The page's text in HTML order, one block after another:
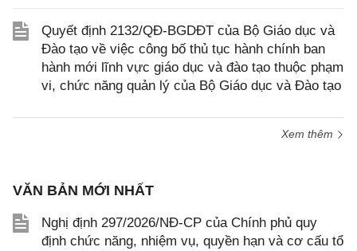
Quyết định 2132/QĐ-BGDĐT của Bộ Giáo dục và
Đào tạo về việc công bố thủ tục hành chính ban
hành mới lĩnh vực giáo dục và đào tạo thuộc phạm
vi, chức năng quản lý của Bộ Giáo dục và Đào tạo
Xem thêm
VĂN BẢN MỚI NHẤT
Nghị định 297/2026/NĐ-CP của Chính phủ quy
định chức năng, nhiệm vụ, quyền hạn và cơ cấu tổ